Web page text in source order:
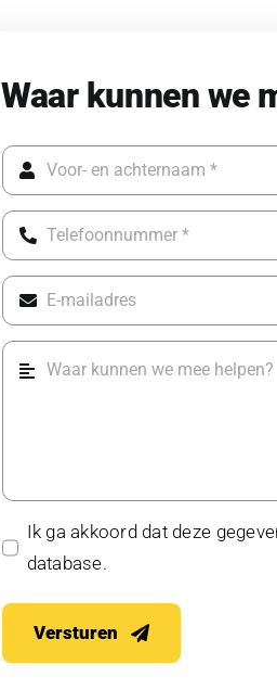
Waar kunnen we
Ik ga akkoord dat deze
database.
Versturen